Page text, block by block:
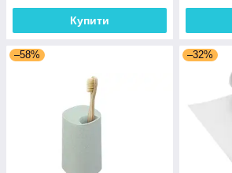
Купити
–58% –32%